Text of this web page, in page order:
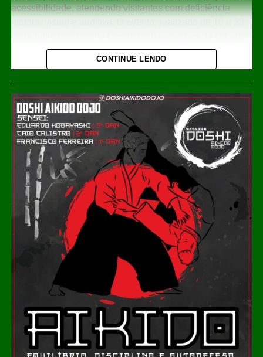
acessibilidade, atendendo visitantes com deficiência
contará com percursos adaptados, rampas, elevadores,
banheiros acessíveis e recursos de comunicação na
diretrizes do Desenho Universal e mantendo a
certificação da Comissão Permanente de Acessibilidade
(CPA) obtida nos três últimos anos.
O percurso acessível inclui rampas de inclinação
adequada, circulação livre para cadeiras de rodas e
elevadores que dão acesso a sete ambientes diferentes.
Cada um desses espaços recebeu equipamentos de
acessibilidade que permitem a visita a mezaninos e aos
níveis superiores sem comprometer o conceito
arquitetônico dos projetos. Nove banheiros foram
adaptados, oferecendo cabines exclusivas, áreas
familiares e, em alguns casos, instalações para crianças
e pessoas de baixa estatura.
Diversos projetos da mostra incorporam recursos de
acessibilidade como parte da linguagem dos ambientes.
Entre eles, destaca‑se o “Nota em Linhas”, de Rafaella
Manso, que dispõe de elevador para o pavimento
CONTINUE LENDO